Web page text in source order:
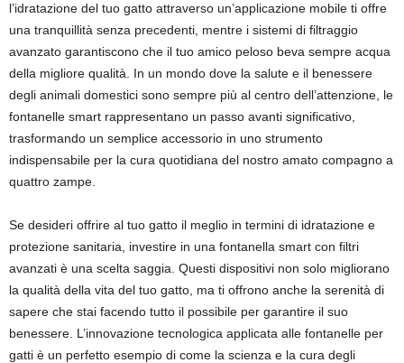
l’idratazione del tuo gatto attraverso un’applicazione mobile ti offre
una tranquillità senza precedenti, mentre i sistemi di filtraggio
avanzato garantiscono che il tuo amico peloso beva sempre acqua
della migliore qualità. In un mondo dove la salute e il benessere
degli animali domestici sono sempre più al centro dell’attenzione, le
fontanelle smart rappresentano un passo avanti significativo,
trasformando un semplice accessorio in uno strumento
indispensabile per la cura quotidiana del nostro amato compagno a
quattro zampe.
Se desideri offrire al tuo gatto il meglio in termini di idratazione e
protezione sanitaria, investire in una fontanella smart con filtri
avanzati è una scelta saggia. Questi dispositivi non solo migliorano
la qualità della vita del tuo gatto, ma ti offrono anche la serenità di
sapere che stai facendo tutto il possibile per garantire il suo
benessere. L’innovazione tecnologica applicata alle fontanelle per
gatti è un perfetto esempio di come la scienza e la cura degli